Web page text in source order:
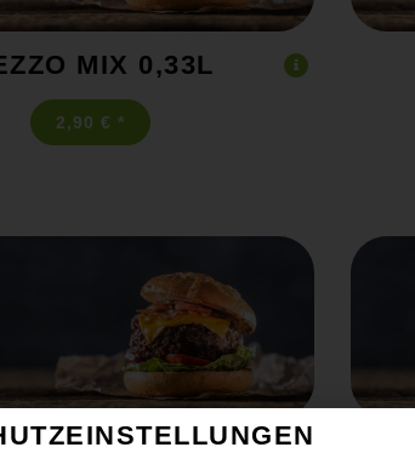
MIX 0,33L
2,90 € *
FANTA 0,33L